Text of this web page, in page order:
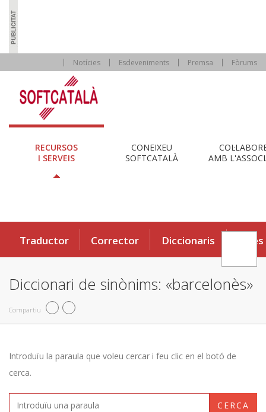
Notícies Esdeveniments Premsa Fòrums
RECURSOS
I SERVEIS
CONEIXEU
SOFTCATALÀ
AMB
Traductor Corrector Diccionaris Eines
Diccionari de sinònims: «barcelonès»
Compartiu
Introduïu la paraula que voleu cercar i feu clic en el botó de
cerca.
CERCA